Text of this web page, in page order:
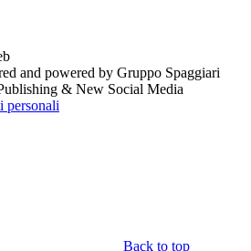
and powered by Gruppo Spaggiari
& New Social Media
personali
Back to top